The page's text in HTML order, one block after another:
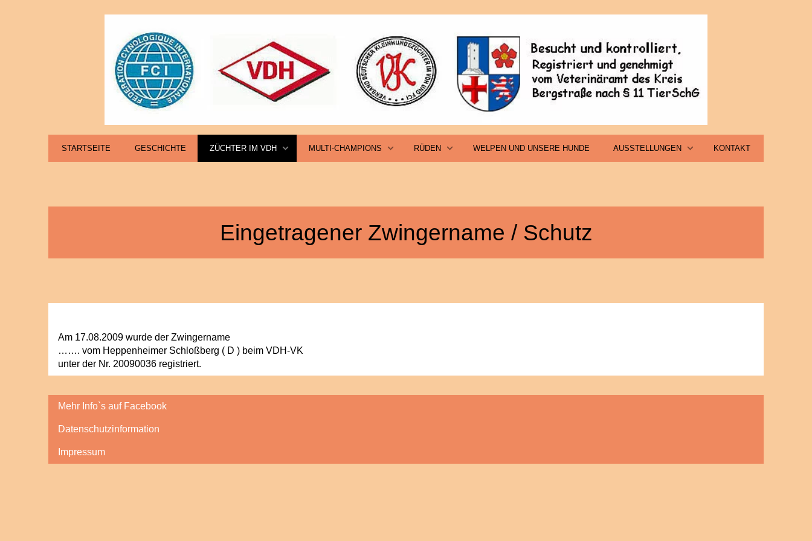
STARTSEITE GESCHICHTE ZÜCHTER IM VDH MULTI-CHAMPIONS RÜDEN WELPEN UND UNSERE HUNDE AUSSTELLUNGEN KONTAKT
Eingetragener Zwingername / Schutz
Am 17.08.2009 wurde der Zwingername
……. vom Heppenheimer Schloßberg ( D ) beim VDH-VK
unter der Nr. 20090036 registriert.
Mehr Info`s auf Facebook
Datenschutzinformation
Impressum